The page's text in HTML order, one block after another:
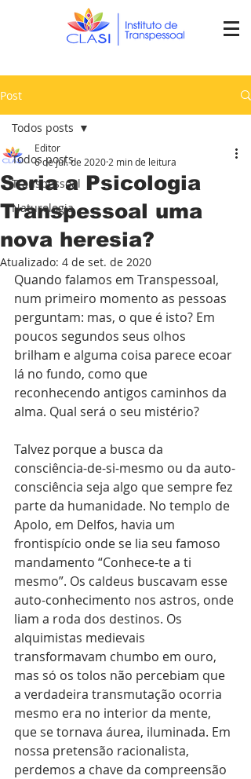
Post
Todos posts
Transpessoal
Naturologia
Todos posts
Seria a Psicologia
Transpessoal uma
nova heresia?
Editor
6 de jul. de 2020 2 min de leitura
Atualizado: 4 de set. de 2020
Quando falamos em Transpessoal,
num primeiro momento as pessoas
perguntam: mas, o que é isto? Em
poucos segundos seus olhos
brilham e alguma coisa parece ecoar
lá no fundo, como que
reconhecendo antigos caminhos da
alma. Qual será o seu mistério?
Talvez porque a busca da
consciência-de-si-mesmo ou da auto-
consciência seja algo que sempre fez
parte da humanidade. No templo de
Apolo, em Delfos, havia um
frontispício onde se lia seu famoso
mandamento “Conhece-te a ti
mesmo”. Os caldeus buscavam esse
auto-conhecimento nos astros, onde
liam a roda dos destinos. Os
alquimistas medievais
transformavam chumbo em ouro,
mas só os tolos não percebiam que
a verdadeira transmutação ocorria
mesmo era no interior da mente,
que se tornava áurea, iluminada. Em
nossa pretensão racionalista,
perdemos a chave da compreensão